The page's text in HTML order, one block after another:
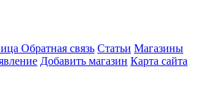
Обратная связь Статьи Магазины
Добавить магазин Карта сайта